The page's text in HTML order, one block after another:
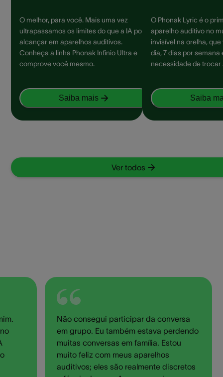
O melhor, para você. Mais uma vez
ultrapassamos os limites do que a IA pode
alcançar em aparelhos auditivos.
Conheça a linha Phonak Infinio Ultra e
comprove você mesmo.
Saiba mais
O Phonak Lyric é o
aparelho auditivo no
invisível na orelha,
dia, 7 dias por semana
necessidade de trocar
Saiba
Ver todos
Não consegui participar da conversa
em grupo. Eu também estava perdendo
muitas conversas em família. Estou
muito feliz com meus aparelhos
auditivos; eles são realmente discretos